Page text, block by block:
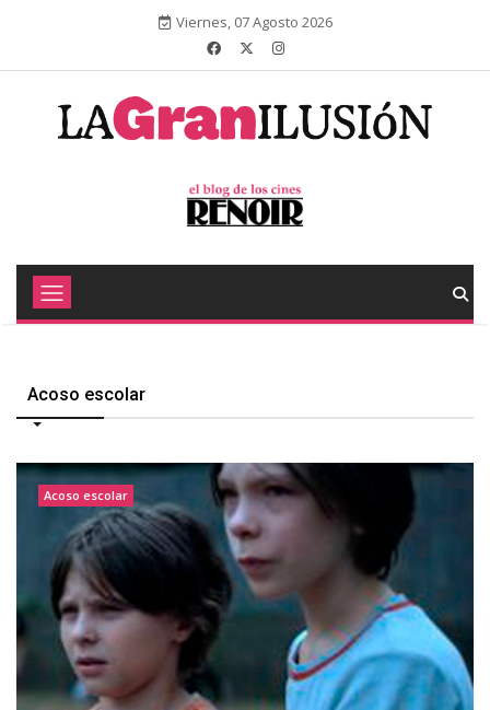
Viernes, 07 Agosto 2026
Acoso escolar
Acoso escolar